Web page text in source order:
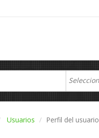
Usuarios Perfil del usuario